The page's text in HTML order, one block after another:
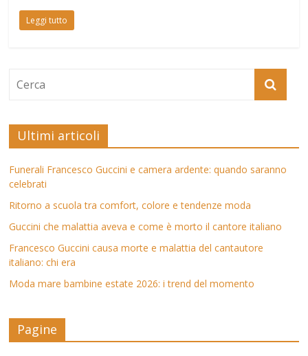
Leggi tutto
Ultimi articoli
Funerali Francesco Guccini e camera ardente: quando saranno
celebrati
Ritorno a scuola tra comfort, colore e tendenze moda
Guccini che malattia aveva e come è morto il cantore italiano
Francesco Guccini causa morte e malattia del cantautore
italiano: chi era
Moda mare bambine estate 2026: i trend del momento
Pagine